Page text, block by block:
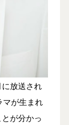
放送され
マが生まれ
が分かっ